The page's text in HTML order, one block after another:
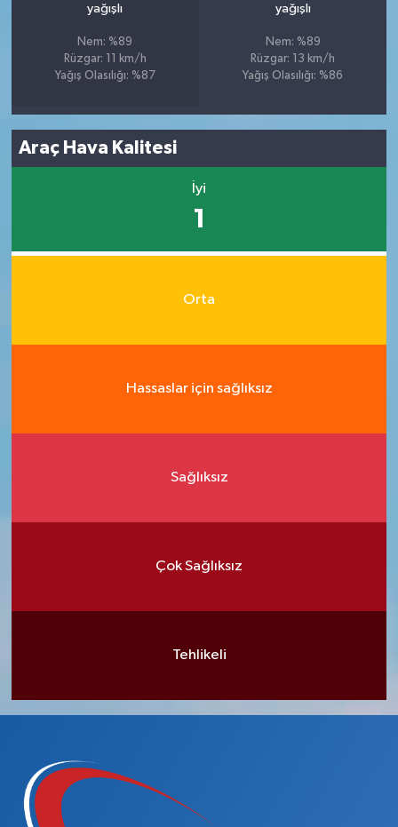
yağışlı
Nem: %89
Rüzgar: 11 km/h
Yağış Olasılığı: %87
yağışlı
Nem: %89
Rüzgar: 13 km/h
Yağış Olasılığı: %86
Araç Hava Kalitesi
İyi
1
Orta
Hassaslar için sağlıksız
Sağlıksız
Çok Sağlıksız
Tehlikeli